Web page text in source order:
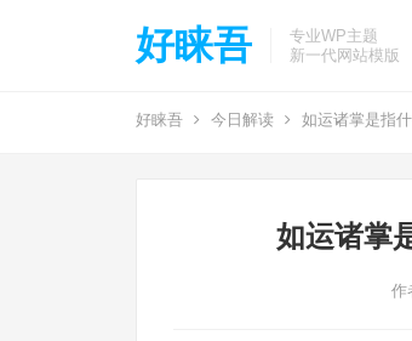
好睐吾
专业WP主题
新一代网站模版
好睐吾 今日解读 如运诸掌是指
如运诸掌
作